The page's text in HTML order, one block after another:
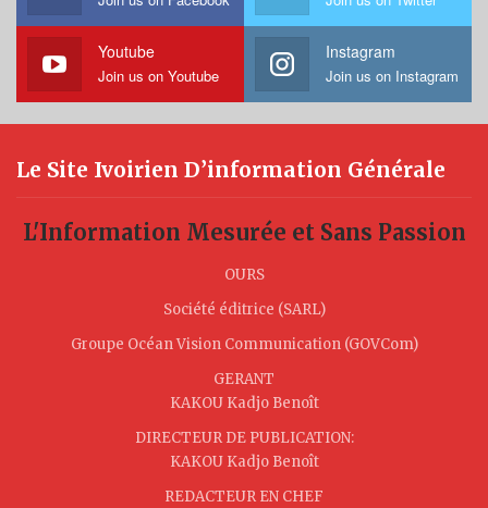
Youtube
Join us on Youtube
Instagram
Join us on Instagram
Le Site Ivoirien D’information Générale
L'Information Mesurée et Sans Passion
OURS
Société éditrice (SARL)
Groupe Océan Vision Communication (GOVCom)
GERANT
KAKOU Kadjo Benoît
DIRECTEUR DE PUBLICATION:
KAKOU Kadjo Benoît
REDACTEUR EN CHEF